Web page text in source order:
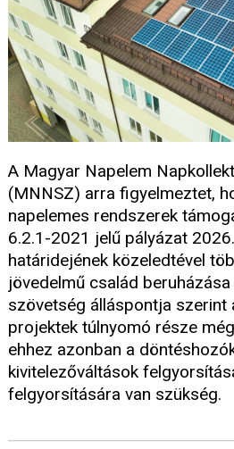
A Magyar Napelem
(MNNSZ) arra figyelmeztet,
napelemes rendszerek
6.2.1-2021 jelű pályázat
határidejének közeledtével
jövedelmű család
szövetség álláspontja szerint
projektek túlnyomó része
ehhez azonban a
kivitelezőváltások
felgyorsítására van szükség.